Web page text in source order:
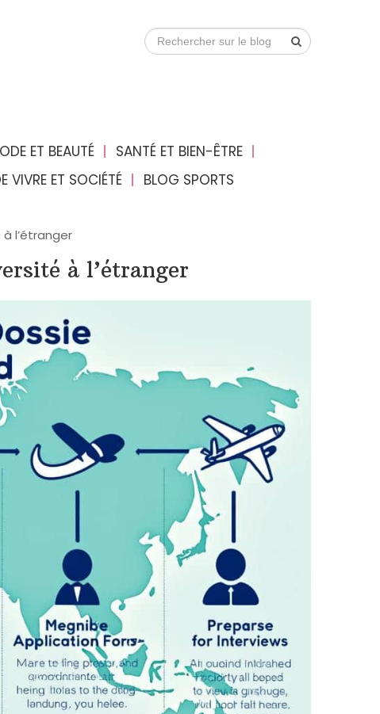
ET BEAUTÉ
SANTÉ ET BIEN-ÊTRE
VIVRE ET SOCIÉTÉ BLOG SPORTS
l’étranger
à l’étranger